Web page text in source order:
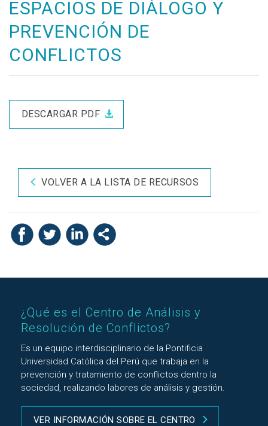
ESPACIOS DE DIÁLOGO Y
PREVENCIÓN DE
CONFLICTOS
DESCARGAR PDF
VOLVER A LA LISTA DE RECURSOS
¿Qué es el Centro de Análisis y
Resolución de Conflictos?
Es un equipo interdisciplinario de la Pontificia
Universidad Católica del Perú que trabaja en la
prevención y tratamiento de conflictos dentro la
sociedad, realizando labores de análisis y gestión.
VER INFORMACIÓN SOBRE EL CENTRO